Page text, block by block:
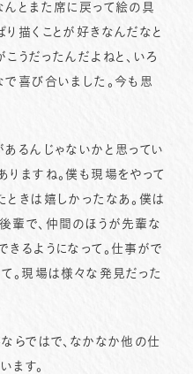
んとまた席に戻って絵の具
描くことが好きなんだなと
うだったんだよねと、いろ
で喜び合いました。今も思
るんじゃないかと思ってい
りますね。僕も現場をやって
ときは嬉しかったなあ。僕は
輩で、仲間のほうが先輩な
きるようになって。仕事がで
。現場は様々な発見だった
らではで、なかなか他の仕
ます。